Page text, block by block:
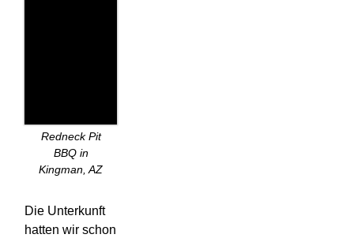
Redneck Pit
BBQ in
Kingman, AZ
Die Unterkunft
hatten wir schon